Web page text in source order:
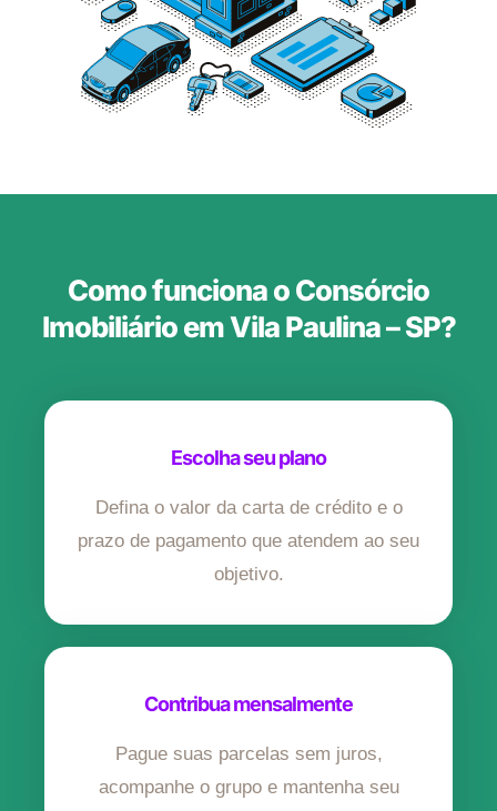
Como funciona o Consórcio
Imobiliário em Vila Paulina – SP?
Escolha seu plano
Defina o valor da carta de crédito e o
prazo de pagamento que atendem ao seu
objetivo.
Contribua mensalmente
Pague suas parcelas sem juros,
acompanhe o grupo e mantenha seu